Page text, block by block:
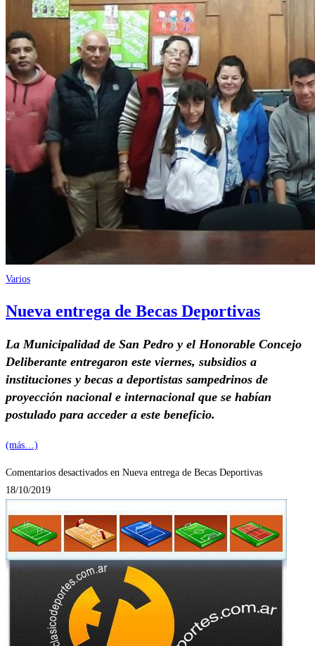
Varios
Nueva entrega de Becas Deportivas
La Municipalidad de San Pedro y el Honorable Concejo
Deliberante entregaron este viernes, subsidios a
instituciones y becas a deportistas sampedrinos de
proyección nacional e internacional que se habían
postulado para acceder a este beneficio.
(más…)
Comentarios desactivados en Nueva entrega de Becas Deportivas
18/10/2019